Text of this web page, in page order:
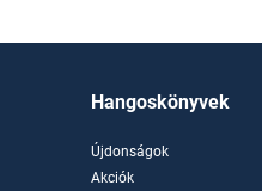
Hangoskönyvek
Újdonságok
Akciók